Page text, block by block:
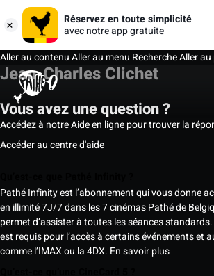
Réservez en toute simplicité
avec notre app gratuite
Aller au contenuAller au menu RechercheAller au
Jean-Charles Clichet
Vous avez une question ?
Accédez à notre Aide en ligne pour trouver la
Accéder au centre d'aide
Pathé Infinity est l’abonnement qui vous donne
en illimité 7J/7 dans les 7 cinémas Pathé de
permet d’assister à toutes les séances
est requis pour l’accès à certains événements et
comme l’IMAX ou la 4DX. En savoir plus